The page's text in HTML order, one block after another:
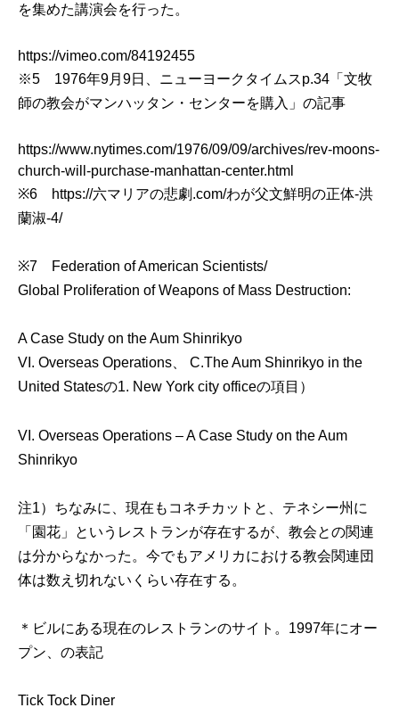
を集めた講演会を行った。
https://vimeo.com/84192455
※5 1976年9月9日、ニューヨークタイムスp.34「文牧
師の教会がマンハッタン・センターを購入」の記事
https://www.nytimes.com/1976/09/09/archives/rev-moons-
church-will-purchase-manhattan-center.html
※6
https://六マリアの悲劇.com/わが父文鮮明の正体-洪
蘭淑-4/
※7 Federation of American Scientists/
Global Proliferation of Weapons of Mass Destruction:
A Case Study on the Aum Shinrikyo
VI. Overseas Operations、 C.The Aum Shinrikyo in the
United Statesの1. New York city officeの項目）
VI. Overseas Operations – A Case Study on the Aum
Shinrikyo
注1）ちなみに、現在もコネチカットと、テネシー州に
「園花」というレストランが存在するが、教会との関連
は分からなかった。今でもアメリカにおける教会関連団
体は数え切れないくらい存在する。
＊ビルにある現在のレストランのサイト。1997年にオー
プン、の表記
Tick Tock Diner